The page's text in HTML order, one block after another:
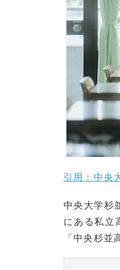
引用：中央
中央大学杉
にある私立
「中央杉並